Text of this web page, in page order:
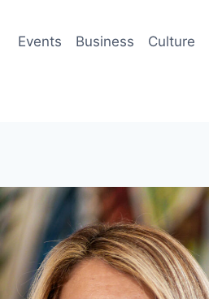
Events Business Culture